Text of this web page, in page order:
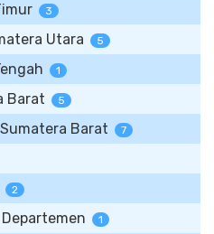
3
Utara 5
1
Barat 5
Barat 7
2
1